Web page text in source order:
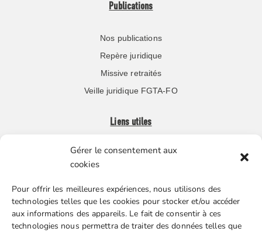
Gérer le consentement aux
cookies
Pour offrir les meilleures expériences, nous utilisons des
technologies telles que les cookies pour stocker et/ou accéder
aux informations des appareils. Le fait de consentir à ces
technologies nous permettra de traiter des données telles que
Publications
Nos publications
Repère juridique
Missive retraités
Veille juridique FGTA-FO
Liens utiles
Boutique en ligne
Nos partenaires
Gestion des cookies